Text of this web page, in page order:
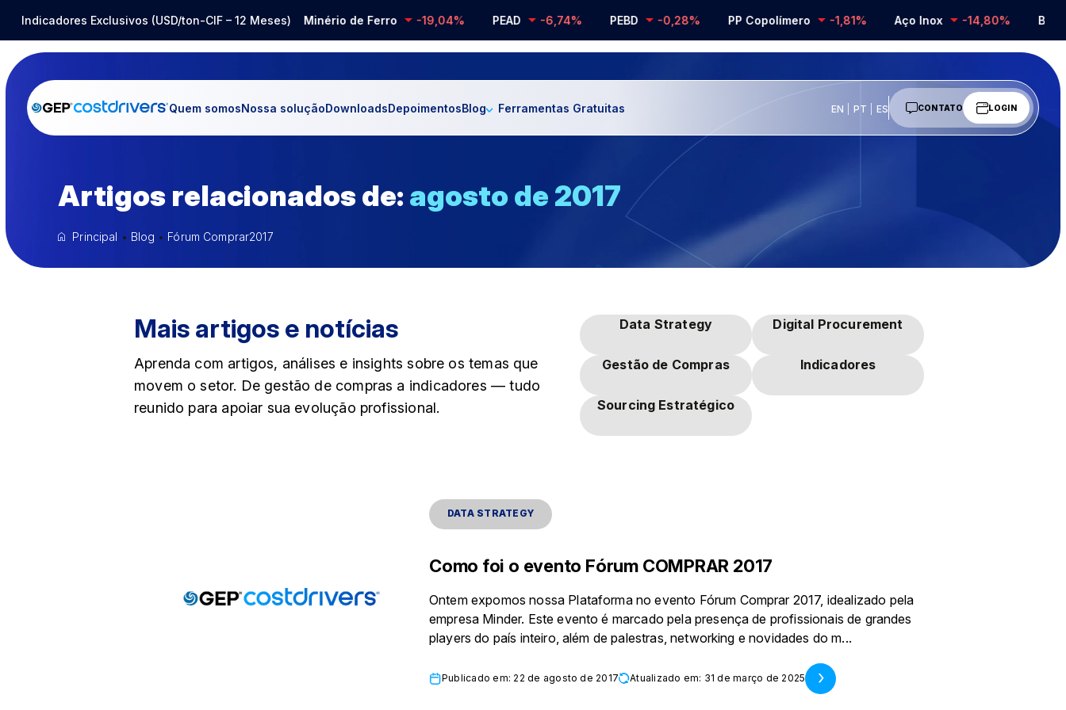
Indicadores Exclusivos (USD/ton-CIF – 12 Meses)
Aço Inox -14,80% Barrilha -25,12% Minério de Ferro -19,04% PEAD -6,74% PEBD -0,28% PP Copolímero -1,81% Aço Inox -14,80%
Quem somosNossa soluçãoDownloadsDepoimentosBlog Ferramentas Gratuitas EN PT ES CONTATO LOGIN
Artigos relacionados de: agosto de 2017
Principal • Blog • Fórum Comprar2017
Mais artigos e notícias
Aprenda com artigos, análises e insights sobre os temas que
movem o setor. De gestão de compras a indicadores — tudo
reunido para apoiar sua evolução profissional.
Data Strategy Digital Procurement
Gestão de Compras Indicadores
Sourcing Estratégico
DATA STRATEGY
Como foi o evento Fórum COMPRAR 2017
Ontem expomos nossa Plataforma no evento Fórum Comprar 2017, idealizado pela
empresa Minder. Este evento é marcado pela presença de profissionais de grandes
players do país inteiro, além de palestras, networking e novidades do m...
Publicado em: 22 de agosto de 2017 Atualizado em: 31 de março de 2025